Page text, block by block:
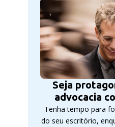
Seja
advocacia
Tenha tempo para
do seu escritório,